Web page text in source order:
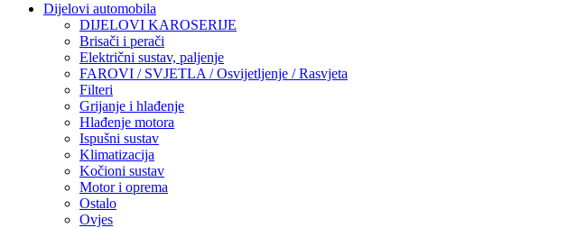
Dijelovi automobila
DIJELOVI KAROSERIJE
Brisači i perači
Električni sustav, paljenje
FAROVI / SVJETLA / Osvijetljenje / Rasvjeta
Filteri
Grijanje i hlađenje
Hlađenje motora
Ispušni sustav
Klimatizacija
Kočioni sustav
Motor i oprema
Ostalo
Ovjes